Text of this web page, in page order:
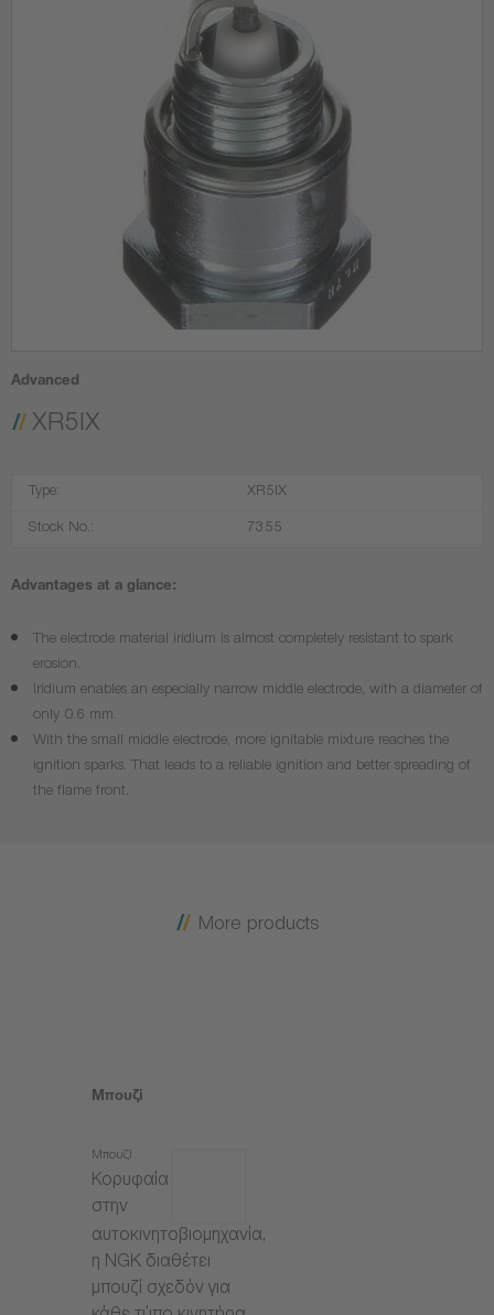
Advanced
XR5IX
Type: XR5IX
Stock No.: 7355
Advantages at a glance:
The electrode material iridium is almost completely resistant to spark
erosion.
Iridium enables an especially narrow middle electrode, with a diameter of
only 0.6 mm.
With the small middle electrode, more ignitable mixture reaches the
ignition sparks. That leads to a reliable ignition and better spreading of
the flame front.
More products
Μπουζί
Μπουζί
Κορυφαία
στην
αυτοκινητοβιομηχανία,
η NGK διαθέτει
μπουζί σχεδόν για